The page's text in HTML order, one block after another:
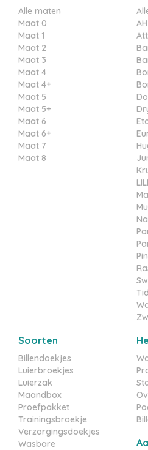
Alle maten
Maat 0
Maat 1
Maat 2
Maat 3
Maat 4
Maat 4+
Maat 5
Maat 5+
Maat 6
Maat 6+
Maat 7
Maat 8
AH
Soorten
Billendoekjes
Luierbroekjes
Luierzak
Maandbox
Proefpakket
Trainingsbroekje
Verzorgingsdoekjes
Wasbare